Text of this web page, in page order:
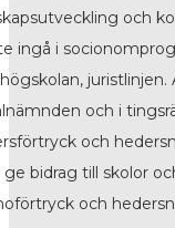
och
ingå i
och i
och
ge bidrag till skolor
och